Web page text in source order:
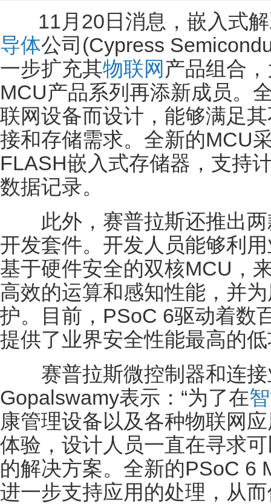
11月20日消息，嵌入式解
导体公司(Cypress
一步扩充其物联网 产品组合
MCU产品系列再添新成员。
联网设备而设计，能够满足
接和存储需求。全新的MCU
FLASH嵌入式存储器，支持
数据记录。
此外，赛普拉斯还推出两
开发套件。开发人员能够利
基于硬件安全的双核MCU，
高效的运算和感知性能，并
护。目前，PSoC 6驱动着数
提供了业界安全性能最高的
赛普拉斯微控制器和连接
Gopalswamy表示：“为了在
康管理设备以及各种物联网
体验，设计人员一直在寻求
的解决方案。全新的PSoC 6
进一步支持应用的处理，从